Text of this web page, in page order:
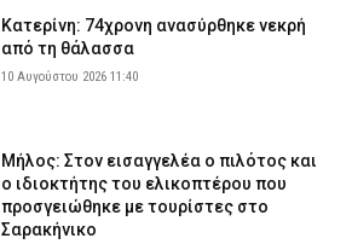
Κατερίνη: 74χρονη ανασύρθηκε νεκρή
από τη θάλασσα
10 Αυγούστου 2026 11:40
Μήλος: Στον εισαγγελέα ο πιλότος και
ο ιδιοκτήτης του ελικοπτέρου που
προσγειώθηκε με τουρίστες στο
Σαρακήνικο